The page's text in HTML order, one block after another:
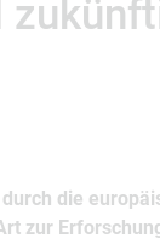
die
zur